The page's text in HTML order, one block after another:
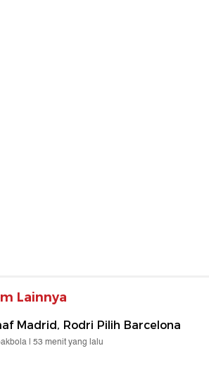
Lainnya
Madrid, Rodri Pilih Barcelona
| 53 menit yang lalu